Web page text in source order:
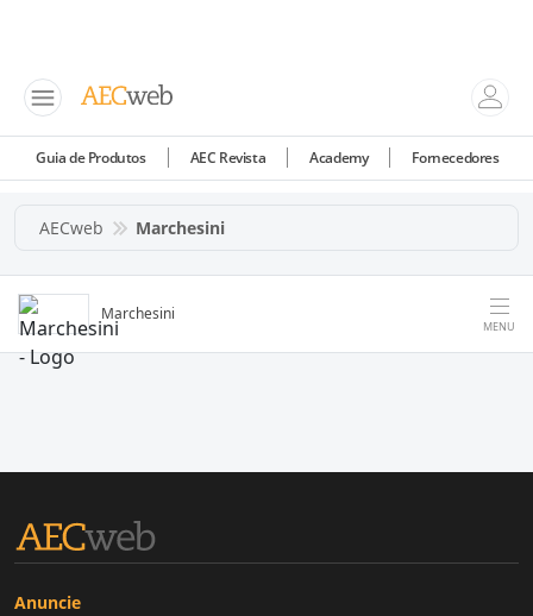
Guia de Produtos AEC Revista Academy Fornecedores
AECweb Marchesini
Marchesini
MENU
Anuncie